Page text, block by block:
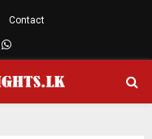
Contact
Whatsapp